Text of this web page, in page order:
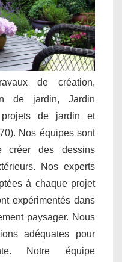
de création,
de jardin, Jardin
de jardin et
Nos équipes sont
créer des dessins
Nos experts
à chaque projet
expérimentés dans
paysager. Nous
adéquates pour
Notre équipe